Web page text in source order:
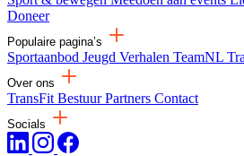
Doneer
Populaire pagina’s
Sportaanbod Jeugd Verhalen TeamNL
Over ons
TransFit BestuurPartners Contact
Socials